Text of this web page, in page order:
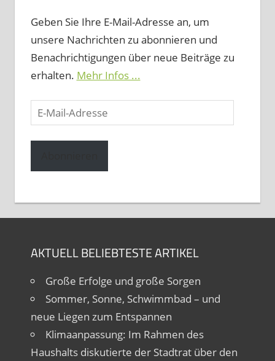
Geben Sie Ihre E-Mail-Adresse an, um
unsere Nachrichten zu abonnieren und
Benachrichtigungen über neue Beiträge zu
erhalten. Mehr Infos ...
E-
Mail-
Adresse
AKTUELL BELIEBTESTE ARTIKEL
Große Erfolge und große Sorgen
Sommer, Sonne, Schwimmbad – und
neue Liegen zum Entspannen
Klimaanpassung: Im Rahmen des
Haushalts diskutierte der Stadtrat über den